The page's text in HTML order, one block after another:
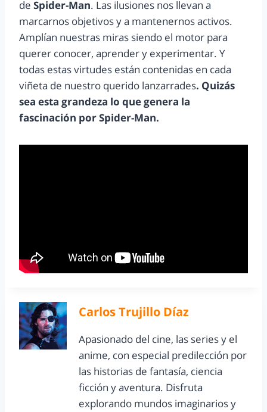
de Spider-Man. Las ilusiones nos llevan a
marcarnos objetivos y a mantenernos activos.
Amplían nuestras miras siendo el motor para
querer conocer, aprender y experimentar. Y
todas estas virtudes están contenidas en cada
viñeta de nuestro querido lanzarrades. Quizás
sea esta grandeza lo que genera la
fascinación por Spider-Man.
Carlos Trujillo Díaz
Apasionado del cine, las series y el
anime, con especial predilección por
las historias de fantasía, ciencia
ficción y aventura. Disfruta
explorando mundos imaginarios y